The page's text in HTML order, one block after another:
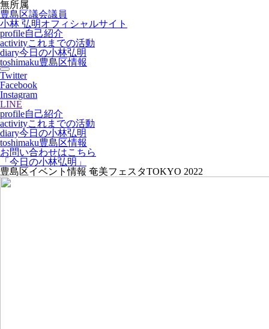
無所属
豊島区議会議員
小林 弘明オフィシャルサイト
profile自己紹介
activityこれまでの活動
diary今日の小林弘明
toshimaku豊島区情報
Twitter
Facebook
Instagram
LINE
profile自己紹介
activityこれまでの活動
diary今日の小林弘明
toshimaku豊島区情報
お問い合わせはこちら
「今日の小林弘明」
豊島区イベント情報 奄美フェスタTOKYO 2022